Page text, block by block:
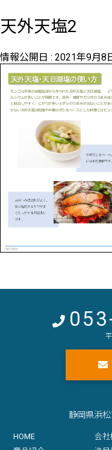
天外天塩2
情報公開日 : 2021年9月8
静岡県浜
HOME 会社